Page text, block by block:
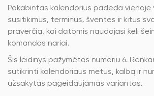
Pakabintas kalendorius padeda vienoje
susitikimus, terminus, šventes ir kitus
praverčia, kai datomis naudojasi keli
komandos nariai.
Šis leidinys pažymėtas numeriu 6.
sutikrinti kalendoriaus metus, kalbą ir
užsakytas pageidaujamas variantas.